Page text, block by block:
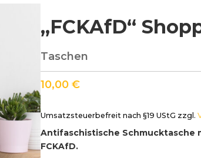
„FCKAfD“
Taschen
10,00 €
Umsatzsteuerbefreit nach §19 UStG zzgl.
Antifaschistische Schmucktasche
FCKAfD.